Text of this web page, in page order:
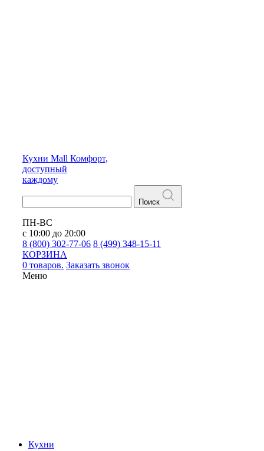
Кухни Mall Комфорт,
доступный
каждому
Поиск
ПН-ВС
с 10:00 до 20:00
8 (800) 302-77-06 8 (499) 348-15-11
КОРЗИНА
0 товаров. Заказать звонок
Меню
Кухни